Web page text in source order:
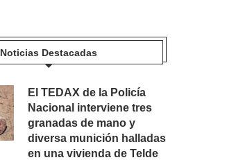
Noticias Destacadas
El TEDAX de la Policía
Nacional interviene tres
granadas de mano y
diversa munición halladas
en una vivienda de Telde